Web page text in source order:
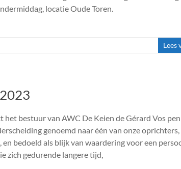
locatie Oude Toren.
Lees
het bestuur van AWC De Keien de Gérard Vos
genoemd naar één van onze oprichters,
en bedoeld als blijk van waardering voor een
zich gedurende langere tijd,